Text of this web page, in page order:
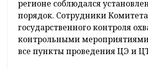
регионе соблюдался
порядок. Сотрудники Комитета
государственного контроля
контрольными
все пункты проведения ЦЭ и